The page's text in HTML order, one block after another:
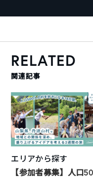
RELATED
関連記事
エリアから探す
【参加者募集】人口